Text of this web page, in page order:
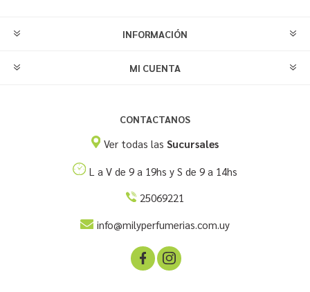
INFORMACIÓN
MI CUENTA
CONTACTANOS
Ver todas las Sucursales
L a V de 9 a 19hs y S de 9 a 14hs
25069221
info@milyperfumerias.com.uy